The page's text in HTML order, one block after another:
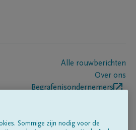
Alle rouwberichten
Over ons
Begrafenisondernemers
Sommige zijn nodig voor de